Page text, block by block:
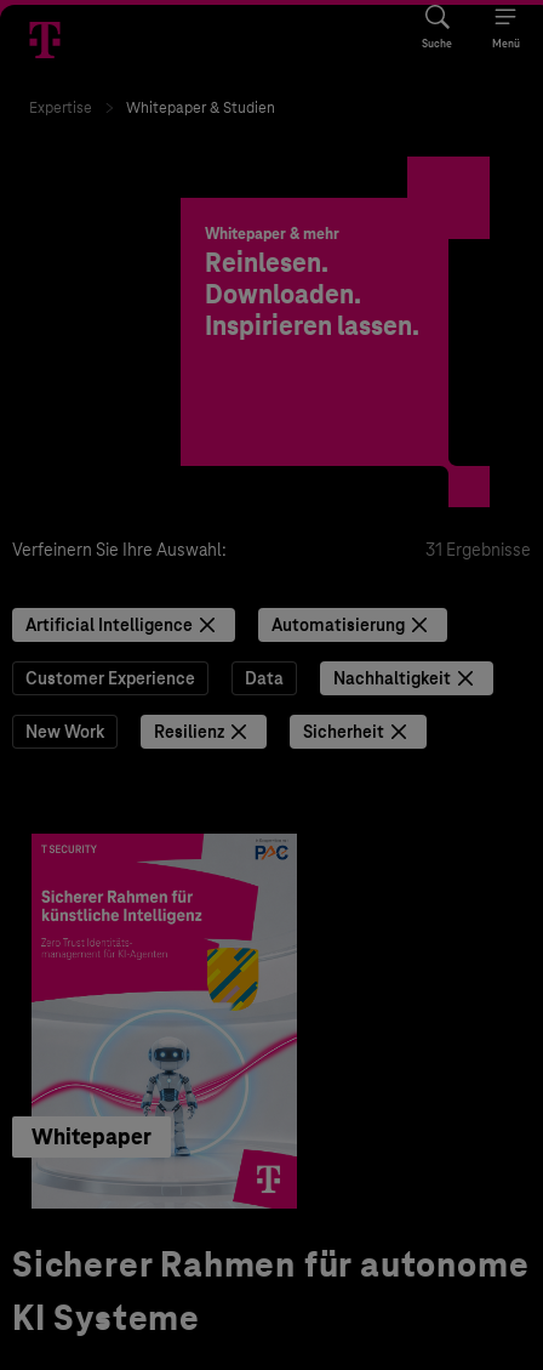
Suche Menü
Expertise Whitepaper & Studien
Whitepaper & mehr
Reinlesen.
Downloaden.
Inspirieren lassen.
Verfeinern Sie Ihre Auswahl: 31 Ergebnisse
Artificial Intelligence Automatisierung
Customer Experience Data Nachhaltigkeit
New Work Resilienz Sicherheit
Whitepaper
Sicherer Rahmen für autonome
KI Systeme